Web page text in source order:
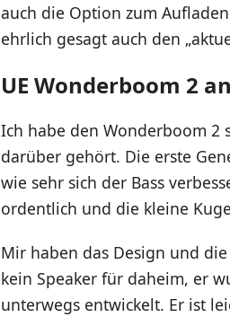
auch die Option zum
ehrlich gesagt auch den
UE Wonderboom 2
Ich habe den Wonderboom 2
darüber gehört. Die erste
wie sehr sich der Bass
ordentlich und die kleine
Mir haben das Design und
kein Speaker für daheim, er
unterwegs entwickelt. Er ist